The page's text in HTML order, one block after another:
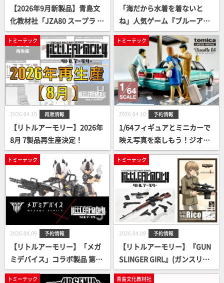
【2026年9月新製品】青島文
化教材社「JZA80 スープラ 1
996（3色）」
「海だから水着を着ないと
ね」人気ゲーム『ブルーアー
カイブ -Blue Archive-』よ
り、衝撃的な水着姿の「エイ
ミ」が1/7スケールで登場！予
約案内開始！
トミーテック
2026.04.10 再販情報
【リトルアーモリー】2026年
8月 7製品再生産決定！
トミーテック
2026.04.10 予約情報
1/64フィギュアとミニカーで
映え写真を楽しもう！ジオコ
レ64 #カースナップ04c タク
シー乗り場（トヨタ クラウン
セダン付属）
トミーテック
2026.04.09 予約情報
【リトルアーモリー】「メガ
ミデバイス」コラボ製品 第2
弾 が予約開始！
トミーテック
2026.04.09 予約情報
【リトルアーモリー】『GUN
SLINGER GIRL』(ガンスリン
ガー・ガール)コラボ製品 第2
トミーテック 青島文化教材社